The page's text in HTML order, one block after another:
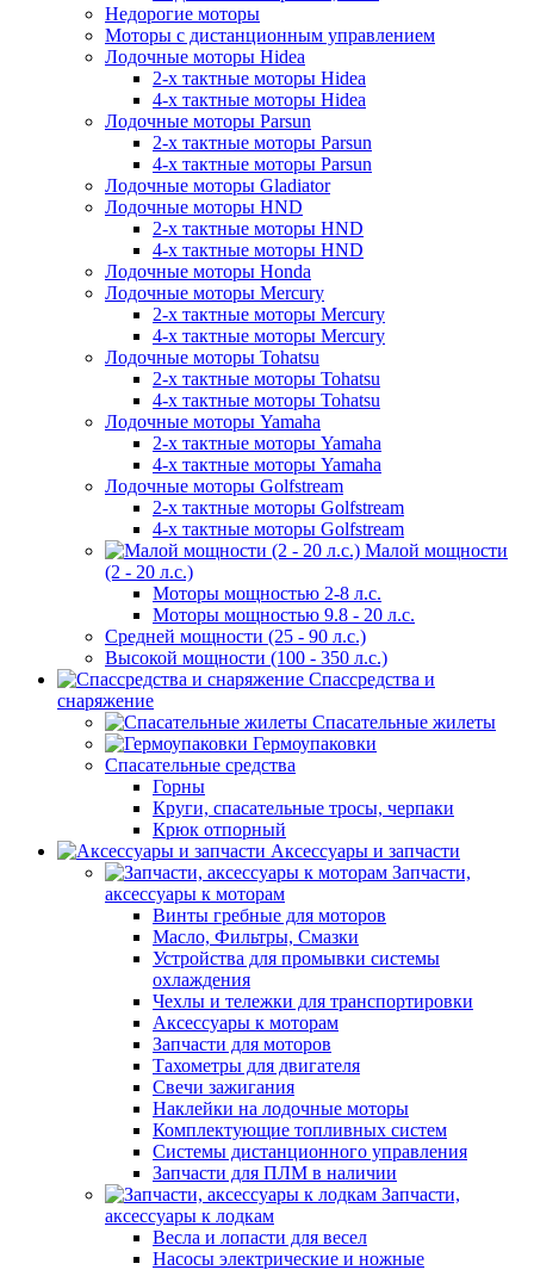
Недорогие моторы
Моторы с дистанционным управлением
Лодочные моторы Hidea
2-х тактные моторы Hidea
4-х тактные моторы Hidea
Лодочные моторы Parsun
2-х тактные моторы Parsun
4-х тактные моторы Parsun
Лодочные моторы Gladiator
Лодочные моторы HND
2-х тактные моторы HND
4-х тактные моторы HND
Лодочные моторы Honda
Лодочные моторы Mercury
2-х тактные моторы Mercury
4-х тактные моторы Mercury
Лодочные моторы Tohatsu
2-х тактные моторы Tohatsu
4-х тактные моторы Tohatsu
Лодочные моторы Yamaha
2-х тактные моторы Yamaha
4-х тактные моторы Yamaha
Лодочные моторы Golfstream
2-х тактные моторы Golfstream
4-х тактные моторы Golfstream
Малой мощности
(2 - 20 л.с.)
Моторы мощностью 2-8 л.с.
Моторы мощностью 9.8 - 20 л.с.
Средней мощности (25 - 90 л.с.)
Высокой мощности (100 - 350 л.с.)
Спассредства и
снаряжение
Спасательные жилеты
Гермоупаковки
Спасательные средства
Горны
Круги, спасательные тросы, черпаки
Крюк отпорный
Аксессуары и запчасти
Запчасти,
аксессуары к моторам
Винты гребные для моторов
Масло, Фильтры, Смазки
Устройства для промывки системы
охлаждения
Чехлы и тележки для транспортировки
Аксессуары к моторам
Запчасти для моторов
Тахометры для двигателя
Свечи зажигания
Наклейки на лодочные моторы
Комплектующие топливных систем
Системы дистанционного управления
Запчасти для ПЛМ в наличии
Запчасти,
аксессуары к лодкам
Весла и лопасти для весел
Насосы электрические и ножные